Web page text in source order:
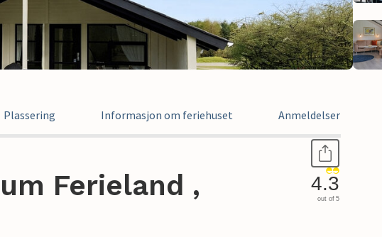
Plassering Informasjon om feriehuset Anmeldelser
Ferieland ,
4.3
out of 5